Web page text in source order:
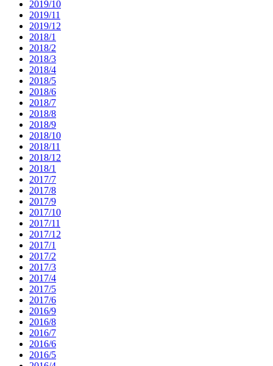
2019/10
2019/11
2019/12
2018/1
2018/2
2018/3
2018/4
2018/5
2018/6
2018/7
2018/8
2018/9
2018/10
2018/11
2018/12
2018/1
2017/7
2017/8
2017/9
2017/10
2017/11
2017/12
2017/1
2017/2
2017/3
2017/4
2017/5
2017/6
2016/9
2016/8
2016/7
2016/6
2016/5